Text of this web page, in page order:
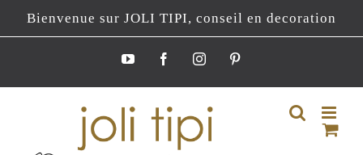
Passer
au
Bienvenue sur JOLI TIPI, conseil en decoration
YouTubeFacebookInstagramPinterest